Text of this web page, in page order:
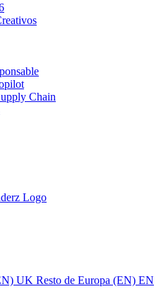
Chain
UK Resto de Europa (EN) EN